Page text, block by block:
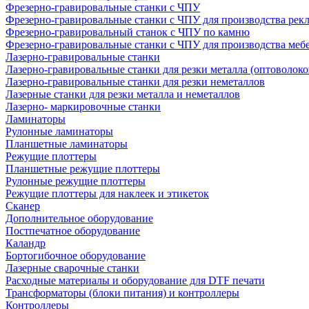
Фрезерно-гравировальные станки с ЧПУ
Фрезерно-гравировальные станки с ЧПУ для производства
Фрезерно-гравировальный станок с ЧПУ по камню
Фрезерно-гравировальные станки с ЧПУ для производства
Лазерно-гравировальные станки
Лазерно-гравировальные станки для резки металла
Лазерно-гравировальные станки для резки неметаллов
Лазерные станки для резки металла и неметаллов
Лазерно- маркировочные станки
Ламинаторы
Рулонные ламинаторы
Планшетные ламинаторы
Режущие плоттеры
Планшетные режущие плоттеры
Рулонные режущие плоттеры
Режущие плоттеры для наклеек и этикеток
Сканер
Дополнительное оборудование
Постпечатное оборудование
Каландр
Бортогибочное оборудование
Лазерные сварочные станки
Расходные материалы и оборудование для DTF печати
Трансформаторы (блоки питания) и контроллеры
Контроллеры